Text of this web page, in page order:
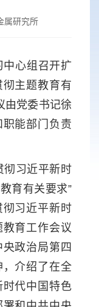
属研究所
心组召开扩
主题教育有
由党委书记徐
能部门负责
习近平新时
育有关要求”
习近平新时
育工作会议
政治局第四
介绍了在全
代中国特色